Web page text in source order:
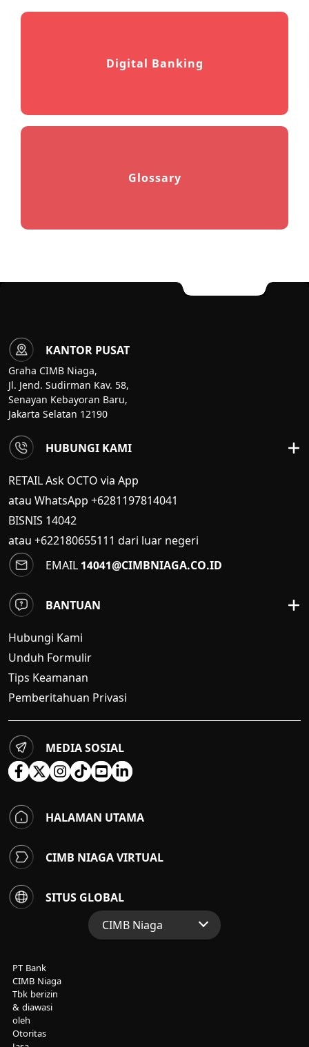
Digital Banking
Glossary
KANTOR PUSAT
Graha CIMB Niaga,
Jl. Jend. Sudirman Kav. 58,
Senayan Kebayoran Baru,
Jakarta Selatan 12190
HUBUNGI KAMI
RETAIL Ask OCTO via App
atau WhatsApp +6281197814041
BISNIS 14042
atau +622180655111 dari luar negeri
EMAIL 14041@CIMBNIAGA.CO.ID
BANTUAN
Hubungi Kami
Unduh Formulir
Tips Keamanan
Pemberitahuan Privasi
MEDIA SOSIAL
HALAMAN UTAMA
CIMB NIAGA VIRTUAL
SITUS GLOBAL
CIMB Niaga
PT Bank
CIMB Niaga
Tbk berizin
& diawasi
oleh
Otoritas